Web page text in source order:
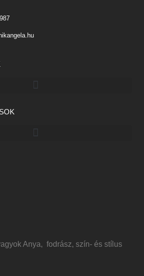
Anya, fodrász, szín- és stílus